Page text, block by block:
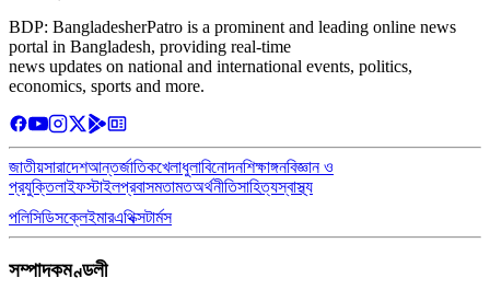
BDP: BangladesherPatro is a prominent and leading online news
portal in Bangladesh, providing real-time
news updates on national and international events, politics,
economics, sports and more.
জাতীয়সারাদেশআন্তর্জাতিকখেলাধুলাবিনোদনশিক্ষাঙ্গনবিজ্ঞান ও
প্রযুক্তিলাইফস্টাইলপ্রবাসমতামতঅর্থনীতিসাহিত্যস্বাস্থ্য
পলিসিডিসক্লেইমারএথিক্সটার্মস
সম্পাদকমণ্ডলী